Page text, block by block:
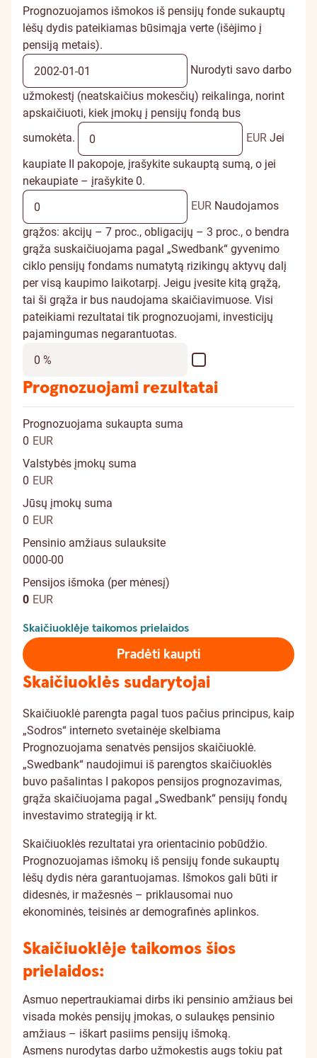
Prognozuojamos išmokos iš pensijų fonde sukauptų
lėšų dydis pateikiamas būsimąja verte (išėjimo į
pensiją metais).
Nurodyti savo darbo
užmokestį (neatskaičius mokesčių) reikalinga, norint
apskaičiuoti, kiek įmokų į pensijų fondą bus
sumokėta.
EUR Jei
kaupiate II pakopoje, įrašykite sukauptą sumą, o jei
nekaupiate – įrašykite 0.
EUR Naudojamos
grąžos: akcijų – 7 proc., obligacijų – 3 proc., o bendra
grąža suskaičiuojama pagal „Swedbank“ gyvenimo
ciklo pensijų fondams numatytą rizikingų aktyvų dalį
per visą kaupimo laikotarpį. Jeigu įvesite kitą grąžą,
tai ši grąža ir bus naudojama skaičiavimuose. Visi
pateikiami rezultatai tik prognozuojami, investicijų
pajamingumas negarantuotas.
Prognozuojami rezultatai
Prognozuojama sukaupta suma
0 EUR
Valstybės įmokų suma
0 EUR
Jūsų įmokų suma
0 EUR
Pensinio amžiaus sulauksite
0000-00
Pensijos išmoka (per mėnesį)
0 EUR
Skaičiuoklėje taikomos prielaidos
Pradėti kaupti
Skaičiuoklės sudarytojai
Skaičiuoklė parengta pagal tuos pačius principus, kaip
„Sodros“ interneto svetainėje skelbiama
Prognozuojama senatvės pensijos skaičiuoklė.
„Swedbank“ naudojimui iš parengtos skaičiuoklės
buvo pašalintas I pakopos pensijos prognozavimas,
grąža skaičiuojama pagal „Swedbank“ pensijų fondų
investavimo strategiją ir kt.
Skaičiuoklės rezultatai yra orientacinio pobūdžio.
Prognozuojamas išmokų iš pensijų fonde sukauptų
lėšų dydis nėra garantuojamas. Išmokos gali būti ir
didesnės, ir mažesnės – priklausomai nuo
ekonominės, teisinės ar demografinės aplinkos.
Skaičiuoklėje taikomos šios
prielaidos:
Asmuo nepertraukiamai dirbs iki pensinio amžiaus bei
visada mokės pensijų įmokas, o sulaukęs pensinio
amžiaus – iškart pasiims pensijų išmoką.
Asmens nurodytas darbo užmokestis augs tokiu pat